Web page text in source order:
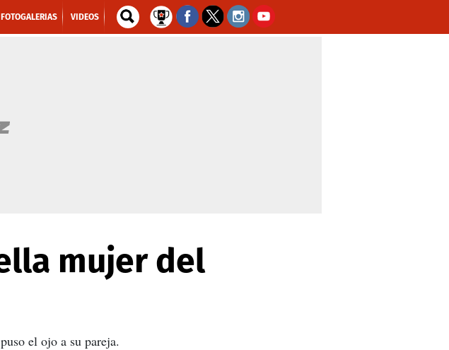
FOTOGALERIAS VIDEOS
mujer del
el ojo a su pareja.